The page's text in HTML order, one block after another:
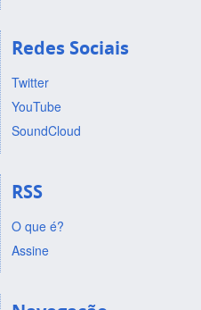
Redes Sociais
Twitter
YouTube
SoundCloud
RSS
O que é?
Assine